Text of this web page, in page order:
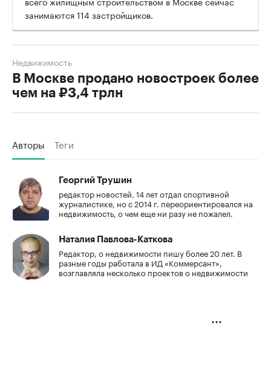
занимаются 114 застройщиков.
В Москве продано новостроек более
чем на ₽3,4 трлн
Недвижимость
Авторы Теги
Георгий Трушин
редактор новостей. 14 лет отдал спортивной
журналистике, но с 2014 г. переориентировался на
недвижимость, о чем еще ни разу не пожалел.
Наталия Павлова-Каткова
Редактор, о недвижимости пишу более 20 лет. В
разные годы работала в ИД «Коммерсант»,
возглавляла несколько проектов о недвижимости